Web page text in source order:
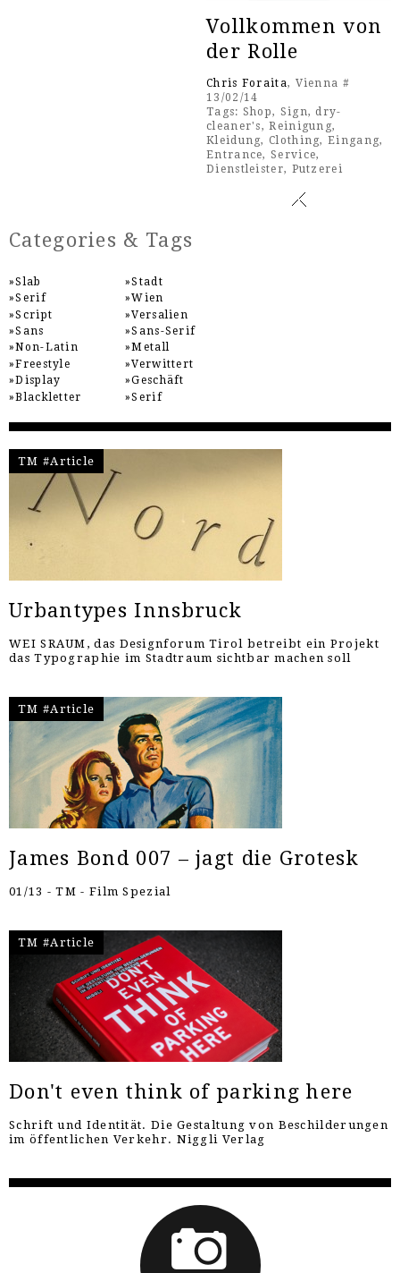
Vollkommen von
der Rolle
Chris Foraita, Vienna #
13/02/14
Tags: Shop, Sign,dry-
cleaner's,Reinigung,
Kleidung, Clothing,Eingang,
Entrance,Service,
Dienstleister, Putzerei
Categories & Tags
Slab
Serif
Script
Sans
Non-Latin
Freestyle
Display
Blackletter
Stadt
Wien
Versalien
Sans-Serif
Metall
Verwittert
Geschäft
Serif
TM #Article
Urbantypes Innsbruck
WEI SRAUM, das Designforum Tirol betreibt ein Projekt
das Typographie im Stadtraum sichtbar machen soll
TM #Article
James Bond 007 – jagt die Grotesk
01/13 - TM - Film Spezial
TM #Article
Don't even think of parking here
Schrift und Identität. Die Gestaltung von Beschilderungen
im öffentlichen Verkehr. Niggli Verlag